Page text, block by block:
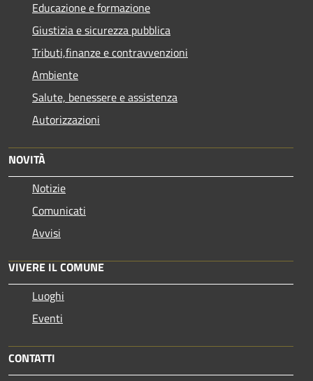
Educazione e formazione
Giustizia e sicurezza pubblica
Tributi,finanze e contravvenzioni
Ambiente
Salute, benessere e assistenza
Autorizzazioni
NOVITÀ
Notizie
Comunicati
Avvisi
VIVERE IL COMUNE
Luoghi
Eventi
CONTATTI